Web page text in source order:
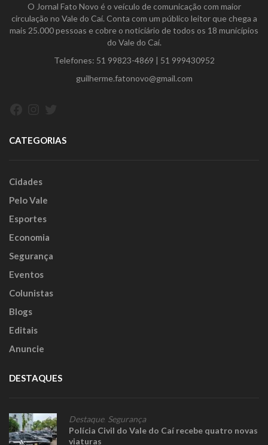
O Jornal Fato Novo é o veículo de comunicação com maior
circulação no Vale do Caí. Conta com um público leitor que chega a
mais 25.000 pessoas e cobre o noticiário de todos os 18 municípios
do Vale do Caí.
Telefones: 51 99823-4869 | 51 999430952
guilherme.fatonovo@gmail.com
CATEGORIAS
Cidades
Pelo Vale
Esportes
Economia
Segurança
Eventos
Colunistas
Blogs
Editais
Anuncie
DESTAQUES
Destaque, Segurança
Polícia Civil do Vale do Caí recebe quatro novas
viaturas